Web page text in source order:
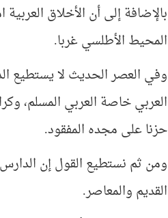
بالإضافة إلى أن الأخلاق
المحيط الأطلسي غربا.
وفي العصر الحديث لا يستطيع
العربي خاصة العربي المسلم،
حزنا على مجده المفقود.
ومن ثم نستطيع القول إن
القديم والمعاصر.